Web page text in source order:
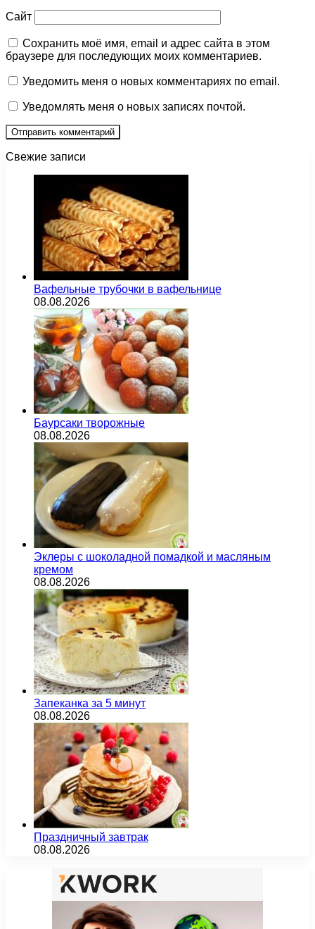
Сайт
Сохранить моё имя, email и адрес сайта в этом
браузере для последующих моих комментариев.
Уведомить меня о новых комментариях по email.
Уведомлять меня о новых записях почтой.
Свежие записи
Вафельные трубочки в вафельнице
08.08.2026
Баурсаки творожные
08.08.2026
Эклеры с шоколадной помадкой и масляным
кремом
08.08.2026
Запеканка за 5 минут
08.08.2026
Праздничный завтрак
08.08.2026